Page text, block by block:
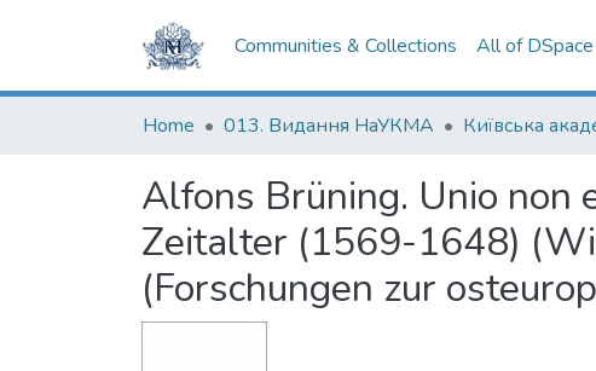
Communities & Collections All of DSpace
Home 013. Видання НаУКМА Київська
Alfons Brüning. Unio non
Zeitalter (1569-1648)
(Forschungen zur